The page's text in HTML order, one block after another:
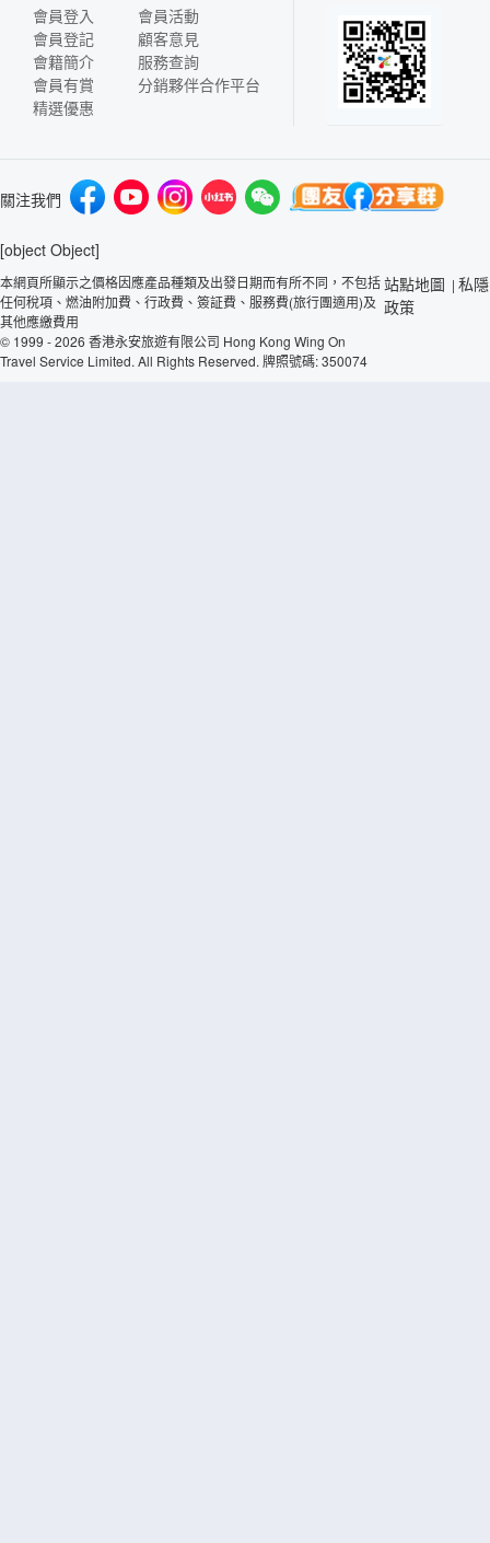
會員登入
會員登記
會籍簡介
會員有賞
精選優惠
會員活動
顧客意見
服務查詢
分銷夥伴合作平台
關注我們
[object Object]
本網頁所顯示之價格因應產品種類及出發日期而有所不同，不包括
任何稅項、燃油附加費、行政費、簽証費、服務費(旅行團適用)及
其他應繳費用
© 1999 - 2026 香港永安旅遊有限公司 Hong Kong Wing On
Travel Service Limited. All Rights Reserved. 牌照號碼: 350074
站點地圖 | 私隱
政策